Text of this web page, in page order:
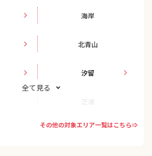
海岸
北青山
汐留
芝大門
全て見る
その他の対象エリア一覧はこちら⇒